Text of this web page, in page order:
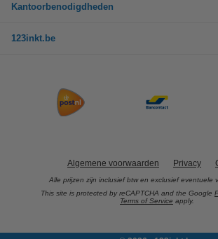
Kantoorbenodigdheden
123inkt.be
Algemene voorwaarden Privacy
Alle prijzen zijn inclusief btw en exclusief eventuele
This site is protected by reCAPTCHA and the Google
Terms of Service apply.